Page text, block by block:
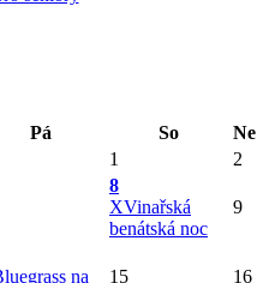
Pá So
Ne
1 2
8
XVinařská
benátská noc
9
na 15 16